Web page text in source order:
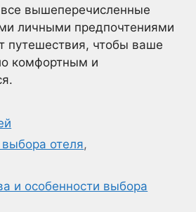
все вышеперечисленные
личными предпочтениями
путешествия, чтобы ваше
комфортным и
отеля,
и особенности выбора